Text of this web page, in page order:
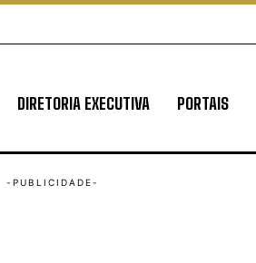
DIRETORIA EXECUTIVA PORTAIS